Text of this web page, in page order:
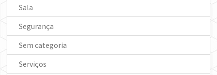
Sala
Segurança
Sem categoria
Serviços